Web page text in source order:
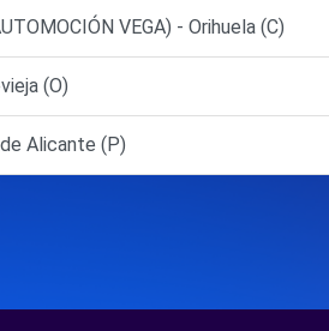
VEGA) - Orihuela (C)
(O)
Alicante (P)